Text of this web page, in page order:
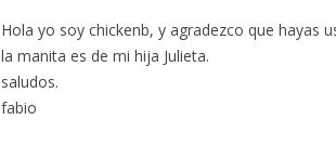
Hola yo soy chickenb, y agradezco que
la manita es de mi hija Julieta.
saludos.
fabio